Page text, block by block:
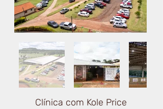
Clínica com Kole Price